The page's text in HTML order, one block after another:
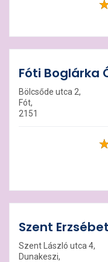
Fóti Boglárka
Bölcsőde utca 2,
Fót,
2151
Szent
Szent László utca 4,
Dunakeszi,